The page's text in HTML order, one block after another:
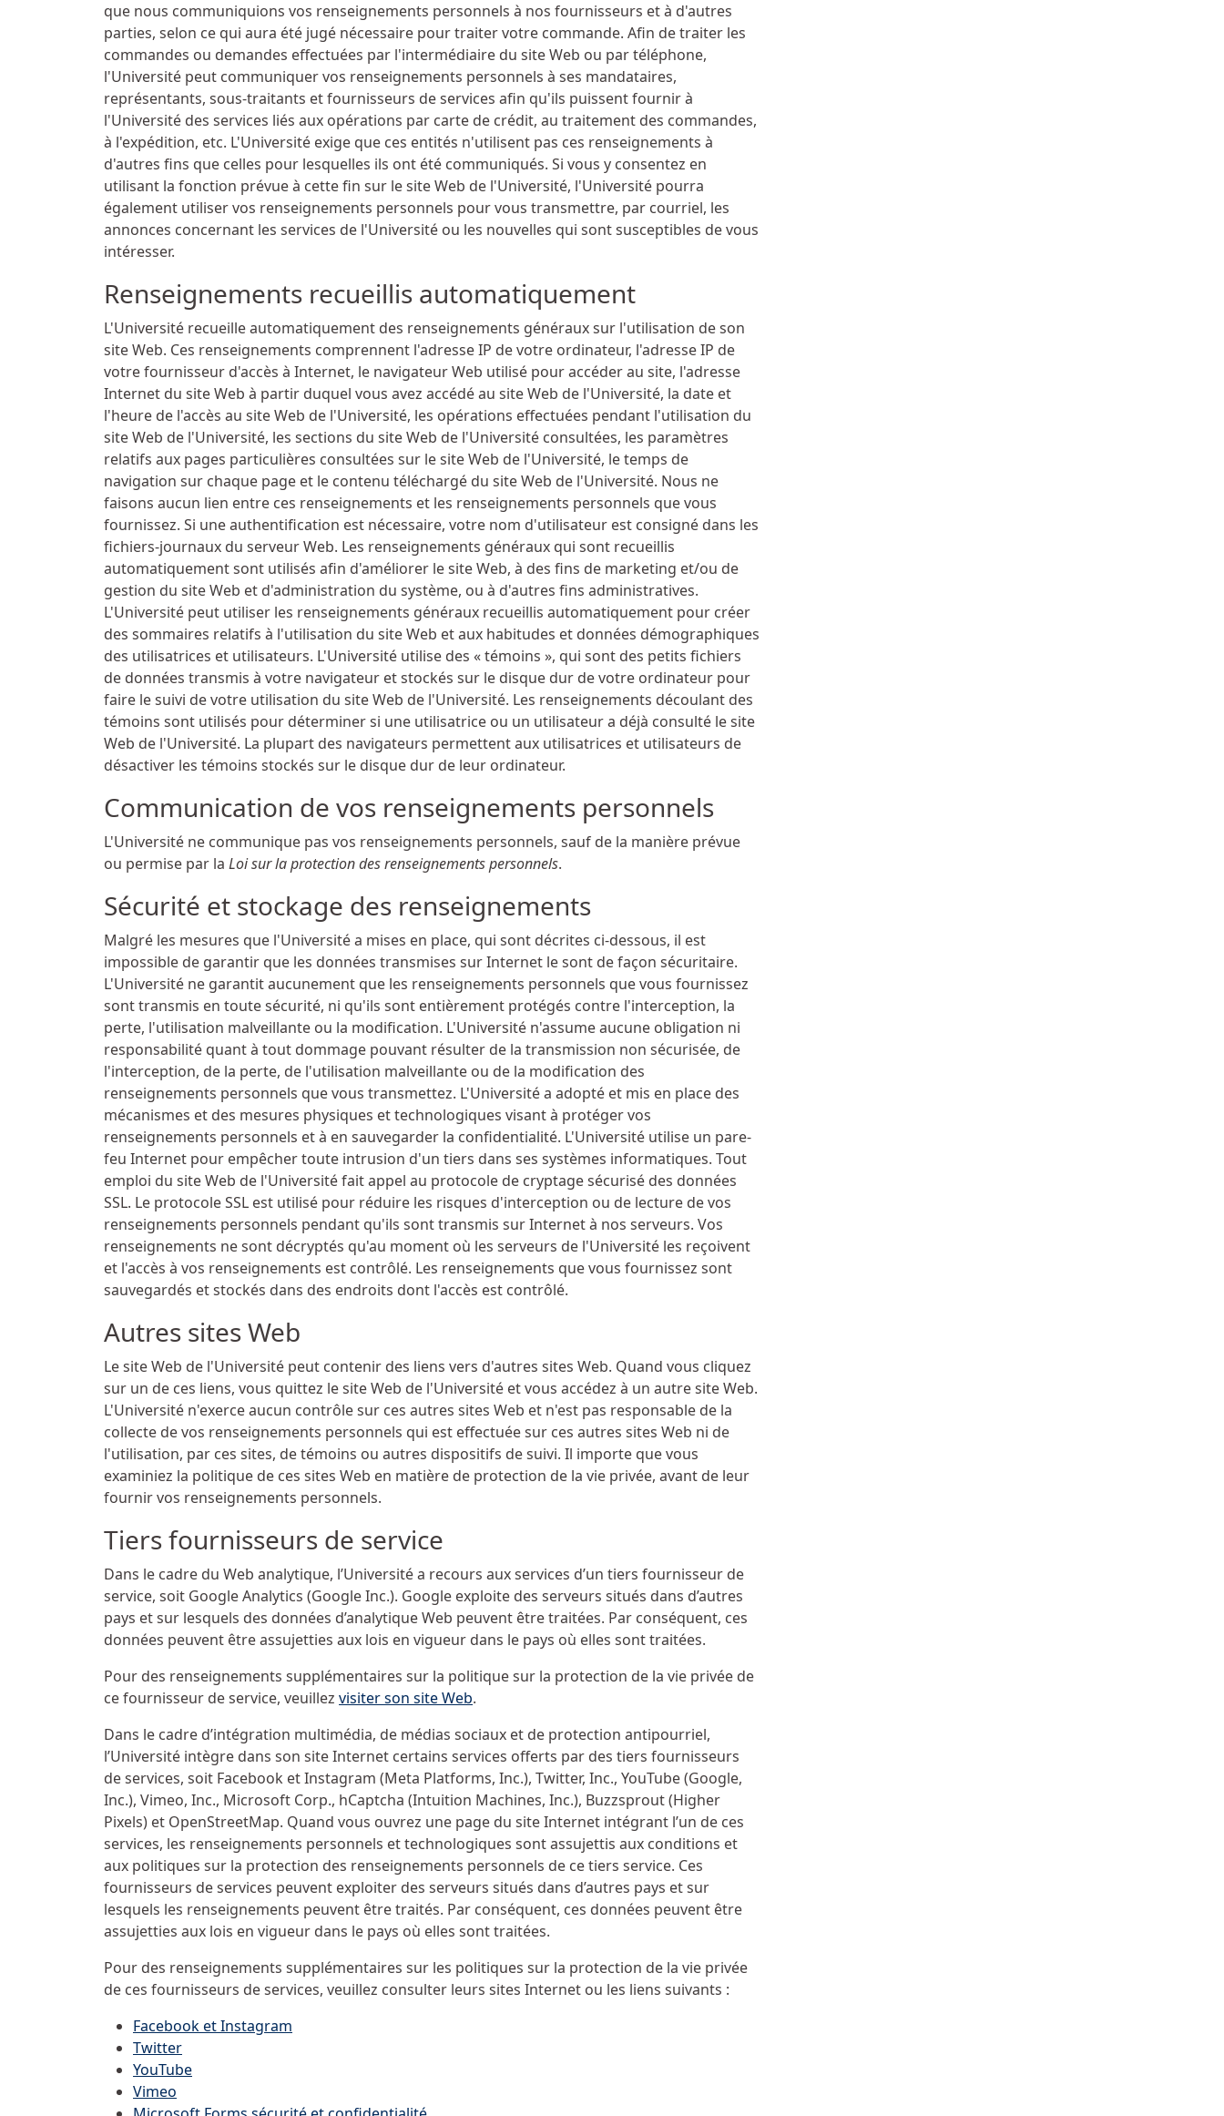
que nous communiquions vos renseignements personnels à nos fournisseurs et à d'autres
parties, selon ce qui aura été jugé nécessaire pour traiter votre commande. Afin de traiter les
commandes ou demandes effectuées par l'intermédiaire du site Web ou par téléphone,
l'Université peut communiquer vos renseignements personnels à ses mandataires,
représentants, sous-traitants et fournisseurs de services afin qu'ils puissent fournir à
l'Université des services liés aux opérations par carte de crédit, au traitement des commandes,
à l'expédition, etc. L'Université exige que ces entités n'utilisent pas ces renseignements à
d'autres fins que celles pour lesquelles ils ont été communiqués. Si vous y consentez en
utilisant la fonction prévue à cette fin sur le site Web de l'Université, l'Université pourra
également utiliser vos renseignements personnels pour vous transmettre, par courriel, les
annonces concernant les services de l'Université ou les nouvelles qui sont susceptibles de vous
intéresser.
Renseignements recueillis automatiquement
L'Université recueille automatiquement des renseignements généraux sur l'utilisation de son
site Web. Ces renseignements comprennent l'adresse IP de votre ordinateur, l'adresse IP de
votre fournisseur d'accès à Internet, le navigateur Web utilisé pour accéder au site, l'adresse
Internet du site Web à partir duquel vous avez accédé au site Web de l'Université, la date et
l'heure de l'accès au site Web de l'Université, les opérations effectuées pendant l'utilisation du
site Web de l'Université, les sections du site Web de l'Université consultées, les paramètres
relatifs aux pages particulières consultées sur le site Web de l'Université, le temps de
navigation sur chaque page et le contenu téléchargé du site Web de l'Université. Nous ne
faisons aucun lien entre ces renseignements et les renseignements personnels que vous
fournissez. Si une authentification est nécessaire, votre nom d'utilisateur est consigné dans les
fichiers-journaux du serveur Web. Les renseignements généraux qui sont recueillis
automatiquement sont utilisés afin d'améliorer le site Web, à des fins de marketing et/ou de
gestion du site Web et d'administration du système, ou à d'autres fins administratives.
L'Université peut utiliser les renseignements généraux recueillis automatiquement pour créer
des sommaires relatifs à l'utilisation du site Web et aux habitudes et données démographiques
des utilisatrices et utilisateurs. L'Université utilise des « témoins », qui sont des petits fichiers
de données transmis à votre navigateur et stockés sur le disque dur de votre ordinateur pour
faire le suivi de votre utilisation du site Web de l'Université. Les renseignements découlant des
témoins sont utilisés pour déterminer si une utilisatrice ou un utilisateur a déjà consulté le site
Web de l'Université. La plupart des navigateurs permettent aux utilisatrices et utilisateurs de
désactiver les témoins stockés sur le disque dur de leur ordinateur.
Communication de vos renseignements personnels
L'Université ne communique pas vos renseignements personnels, sauf de la manière prévue
ou permise par la Loi sur la protection des renseignements personnels.
Sécurité et stockage des renseignements
Malgré les mesures que l'Université a mises en place, qui sont décrites ci-dessous, il est
impossible de garantir que les données transmises sur Internet le sont de façon sécuritaire.
L'Université ne garantit aucunement que les renseignements personnels que vous fournissez
sont transmis en toute sécurité, ni qu'ils sont entièrement protégés contre l'interception, la
perte, l'utilisation malveillante ou la modification. L'Université n'assume aucune obligation ni
responsabilité quant à tout dommage pouvant résulter de la transmission non sécurisée, de
l'interception, de la perte, de l'utilisation malveillante ou de la modification des
renseignements personnels que vous transmettez. L'Université a adopté et mis en place des
mécanismes et des mesures physiques et technologiques visant à protéger vos
renseignements personnels et à en sauvegarder la confidentialité. L'Université utilise un pare-
feu Internet pour empêcher toute intrusion d'un tiers dans ses systèmes informatiques. Tout
emploi du site Web de l'Université fait appel au protocole de cryptage sécurisé des données
SSL. Le protocole SSL est utilisé pour réduire les risques d'interception ou de lecture de vos
renseignements personnels pendant qu'ils sont transmis sur Internet à nos serveurs. Vos
renseignements ne sont décryptés qu'au moment où les serveurs de l'Université les reçoivent
et l'accès à vos renseignements est contrôlé. Les renseignements que vous fournissez sont
sauvegardés et stockés dans des endroits dont l'accès est contrôlé.
Autres sites Web
Le site Web de l'Université peut contenir des liens vers d'autres sites Web. Quand vous cliquez
sur un de ces liens, vous quittez le site Web de l'Université et vous accédez à un autre site Web.
L'Université n'exerce aucun contrôle sur ces autres sites Web et n'est pas responsable de la
collecte de vos renseignements personnels qui est effectuée sur ces autres sites Web ni de
l'utilisation, par ces sites, de témoins ou autres dispositifs de suivi. Il importe que vous
examiniez la politique de ces sites Web en matière de protection de la vie privée, avant de leur
fournir vos renseignements personnels.
Tiers fournisseurs de service
Dans le cadre du Web analytique, l’Université a recours aux services d’un tiers fournisseur de
service, soit Google Analytics (Google Inc.). Google exploite des serveurs situés dans d’autres
pays et sur lesquels des données d’analytique Web peuvent être traitées. Par conséquent, ces
données peuvent être assujetties aux lois en vigueur dans le pays où elles sont traitées.
Pour des renseignements supplémentaires sur la politique sur la protection de la vie privée de
ce fournisseur de service, veuillez visiter son site Web.
Dans le cadre d’intégration multimédia, de médias sociaux et de protection antipourriel,
l’Université intègre dans son site Internet certains services offerts par des tiers fournisseurs
de services, soit Facebook et Instagram (Meta Platforms, Inc.), Twitter, Inc., YouTube (Google,
Inc.), Vimeo, Inc., Microsoft Corp., hCaptcha (Intuition Machines, Inc.), Buzzsprout (Higher
Pixels) et OpenStreetMap. Quand vous ouvrez une page du site Internet intégrant l’un de ces
services, les renseignements personnels et technologiques sont assujettis aux conditions et
aux politiques sur la protection des renseignements personnels de ce tiers service. Ces
fournisseurs de services peuvent exploiter des serveurs situés dans d’autres pays et sur
lesquels les renseignements peuvent être traités. Par conséquent, ces données peuvent être
assujetties aux lois en vigueur dans le pays où elles sont traitées.
Pour des renseignements supplémentaires sur les politiques sur la protection de la vie privée
de ces fournisseurs de services, veuillez consulter leurs sites Internet ou les liens suivants :
Facebook et Instagram
Twitter
YouTube
Vimeo